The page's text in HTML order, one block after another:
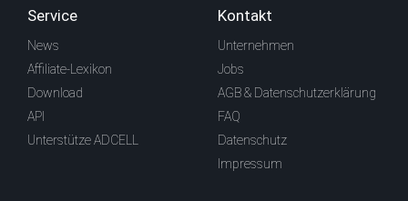
Service
News
Affiliate-Lexikon
Download
API
Unterstütze ADCELL
Kontakt
Unternehmen
Jobs
AGB & Datenschutzerklärung
FAQ
Datenschutz
Impressum